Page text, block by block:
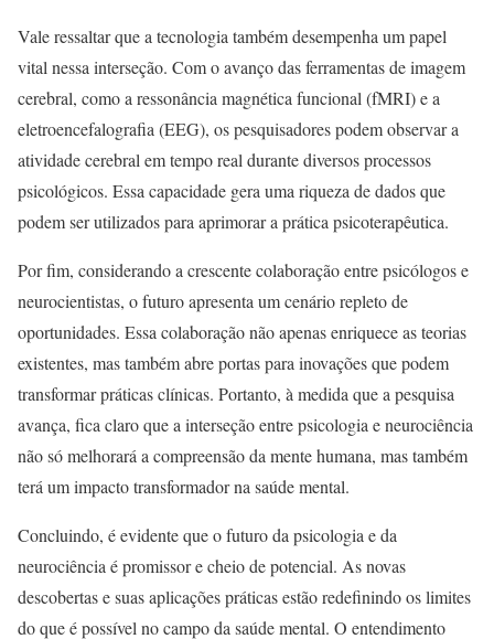
Vale ressaltar que a tecnologia também desempenha um papel
vital nessa interseção. Com o avanço das ferramentas de imagem
cerebral, como a ressonância magnética funcional (fMRI) e a
eletroencefalografia (EEG), os pesquisadores podem observar a
atividade cerebral em tempo real durante diversos processos
psicológicos. Essa capacidade gera uma riqueza de dados que
podem ser utilizados para aprimorar a prática psicoterapêutica.
Por fim, considerando a crescente colaboração entre psicólogos e
neurocientistas, o futuro apresenta um cenário repleto de
oportunidades. Essa colaboração não apenas enriquece as teorias
existentes, mas também abre portas para inovações que podem
transformar práticas clínicas. Portanto, à medida que a pesquisa
avança, fica claro que a interseção entre psicologia e neurociência
não só melhorará a compreensão da mente humana, mas também
terá um impacto transformador na saúde mental.
Concluindo, é evidente que o futuro da psicologia e da
neurociência é promissor e cheio de potencial. As novas
descobertas e suas aplicações práticas estão redefinindo os limites
do que é possível no campo da saúde mental. O entendimento